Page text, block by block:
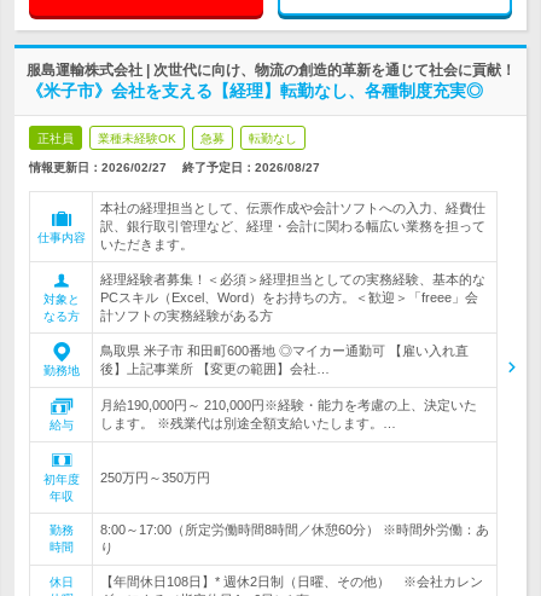
服島運輸株式会社 | 次世代に向け、物流の創造的革新を通じて社会に貢献！
《米子市》会社を支える【経理】転勤なし、各種制度充実◎
正社員 業種未経験OK 急募 転勤なし
情報更新日：2026/02/27 終了予定日： 2026/08/27
仕事内容
本社の経理担当として、伝票作成や会計ソフトへの入力、経費仕
訳、銀行取引管理など、経理・会計に関わる幅広い業務を担って
いただきます。
対象と
なる方
経理経験者募集！＜必須＞経理担当としての実務経験、基本的な
PCスキル（Excel、Word）をお持ちの方。＜歓迎＞「freee」会
計ソフトの実務経験がある方
勤務地
鳥取県 米子市 和田町600番地 ◎マイカー通勤可 【雇い入れ直
後】上記事業所 【変更の範囲】会社…
給与
月給190,000円～ 210,000円※経験・能力を考慮の上、決定いた
します。 ※残業代は別途全額支給いたします。…
初年度
年収
250万円～350万円
勤務
時間
8:00～17:00（所定労働時間8時間／休憩60分） ※時間外労働：あ
り
休日
【年間休日108日】* 週休2日制（日曜、その他） ※会社カレン